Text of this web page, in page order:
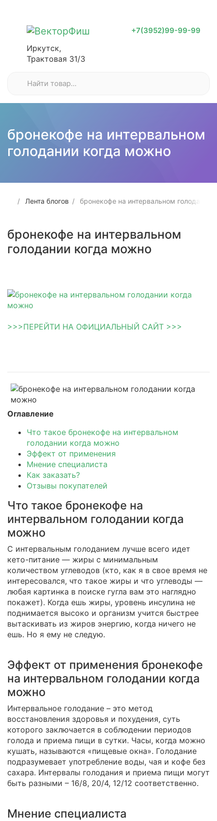
+7(3952)99-99-99
Иркутск,
Трактовая 31/3
бронекофе на интервальном
голодании когда можно
Лента блогов бронекофе на интервальном голодании
бронекофе на интервальном
голодании когда можно
>>>ПЕРЕЙТИ НА ОФИЦИАЛЬНЫЙ САЙТ >>>
Оглавление
Что такое бронекофе на интервальном
голодании когда можно
Эффект от применения
Мнение специалиста
Как заказать?
Отзывы покупателей
Что такое бронекофе на
интервальном голодании когда
можно
С интервальным голоданием лучше всего идет
кето-питание — жиры с минимальным
количеством углеводов (кто, как я в свое время не
интересовался, что такое жиры и что углеводы —
любая картинка в поиске гугла вам это наглядно
покажет). Когда ешь жиры, уровень инсулина не
поднимается высоко и организм учится быстрее
вытаскивать из жиров энергию, когда ничего не
ешь. Но я ему не следую.
Эффект от применения бронекофе
на интервальном голодании когда
можно
Интервальное голодание – это метод
восстановления здоровья и похудения, суть
которого заключается в соблюдении периодов
голода и приема пищи в сутки. Часы, когда можно
кушать, называются «пищевые окна». Голодание
подразумевает употребление воды, чая и кофе без
сахара. Интервалы голодания и приема пищи могут
быть разными – 16/8, 20/4, 12/12 соответственно.
Мнение специалиста